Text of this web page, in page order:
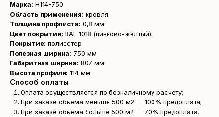
Марка: Н114-750
Область применения: кровля
Толщина профлиста: 0,8 мм
Цвет покрытия: RAL 1018 (цинково-жёлтый)
Покрытие: полиэстер
Полезная ширина: 750 мм
Габаритная ширина: 807 мм
Высота профиля: 114 мм
Способ оплаты
Оплата осуществляется по безналичному расчету;
При заказе объема меньше 500 м2 — 100% предоплата;
При заказе объема больше 500 м2 — 70% предоплата,